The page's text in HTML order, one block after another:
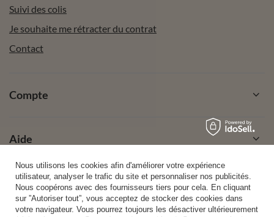
Suivi des colis
Je souhaite me rétracter du contrat
Contact
Compte
Aide
Info
Nous utilisons les cookies afin d'améliorer votre expérience
utilisateur, analyser le trafic du site et personnaliser nos publicités.
Nous coopérons avec des fournisseurs tiers pour cela. En cliquant
sur ”Autoriser tout”, vous acceptez de stocker des cookies dans
votre navigateur. Vous pourrez toujours les désactiver ultérieurement